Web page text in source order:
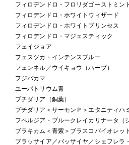
フィロデンドロ・フロリダゴーストミント
フィロデンドロ・ホワイトウィザード
フィロデンドロ・ホワイトプリンセス
フィロデンドロ・マジェスティック
フェイジョア
フェスツカ・インテンスブルー
フェンネル／ウイキョウ（ハーブ）
フジバカマ
ユーパトリウム青
プチダリア（銅葉）
プチダリア＜サーモンＰ＞エタニティハ
フペルジア・ブルークレイカリナータ（
ブラキカム＜青紫＞ブラスコバイオレッ
ブラッサイア／バッサイヤ／シェフレラ